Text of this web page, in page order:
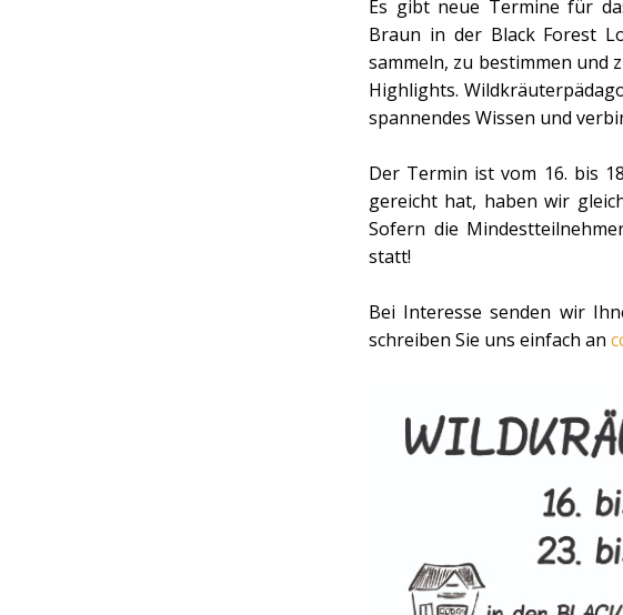
Es gibt neue Termine für
Braun in der Black Forest
sammeln, zu bestimmen und
Highlights.
spannendes Wissen und
Der Termin ist vom 16. bis
gereicht hat, haben wir
Sofern die
statt!
Bei Interesse senden wir
schreiben Sie uns einfach an